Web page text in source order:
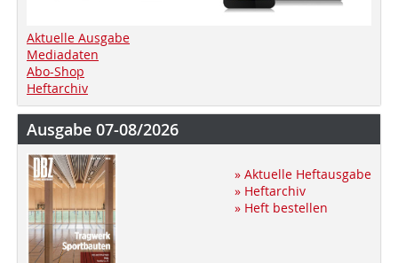
Aktuelle Ausgabe
Mediadaten
Abo-Shop
Heftarchiv
Ausgabe 07-08/2026
» Aktuelle Heftausgabe
» Heftarchiv
» Heft bestellen